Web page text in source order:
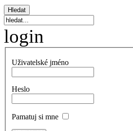
login
Uživatelské jméno
Heslo
Pamatuj si mne